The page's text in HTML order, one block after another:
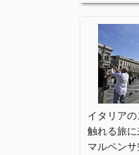
イタリア
触れる旅
マルペン